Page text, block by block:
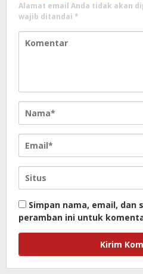
Alamat email Anda tidak akan
wajib ditandai *
Simpan nama, email, dan
peramban ini untuk